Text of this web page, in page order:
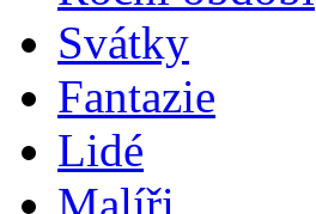
Svátky
Fantazie
Lidé
Malíři